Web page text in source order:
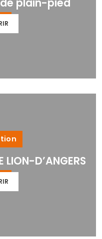
D’ANGERS